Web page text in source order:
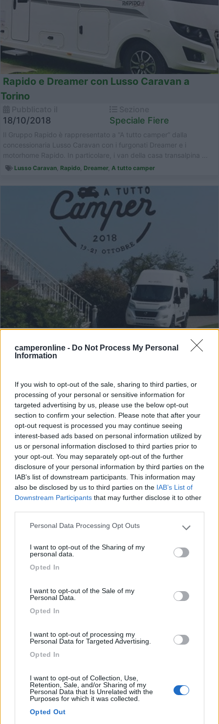
camperonline - Do Not Process My Personal
Information
If you wish to opt-out of the sale, sharing to third parties, or
processing of your personal or sensitive information for
targeted advertising by us, please use the below opt-out
section to confirm your selection. Please note that after your
opt-out request is processed you may continue seeing
interest-based ads based on personal information utilized by
us or personal information disclosed to third parties prior to
your opt-out. You may separately opt-out of the further
disclosure of your personal information by third parties on the
IAB’s list of downstream participants. This information may
also be disclosed by us to third parties on the IAB’s List of
Downstream Participants that may further disclose it to other
Please note that this website/app uses one or more Google
not limited to your visit or usage behaviour. You may click to
grant or deny consent to Google and its third-party tags to
use your data for below specified purposes in below Google
Personal Data Processing Opt Outs
I want to opt-out of the Sharing of my
personal data.
Opted In
I want to opt-out of the Sale of my
Personal Data.
Opted In
I want to opt-out of processing my
Personal Data for Targeted Advertising.
Opted In
I want to opt-out of Collection, Use,
Retention, Sale, and/or Sharing of my
Personal Data that Is Unrelated with the
Purposes for which it was collected.
Opted Out
Rapido e Dreamer con Lusso Caravan a
Torino
18/10/2018 Speciale Fiere
Il Gruppo Rapido è rappresentato a “A tutto camper” dalla
concessionaria Lusso Caravan con i furgonati Dreamer e i
motorhome Rapido. In particolare, i van della casa transalpina ...
Lusso Caravan, Rapido, Dreamer, A tutto camper
novità Font Vendôme 2019
Le novità 2019 Font Vendôme vi aspettano a Torino, presso
Lingotto Fiere dal 19 al 21 Ottobre, con Lusso Caravan… A tutto
Camper: un week end di novità e tante ini...
Font Vendome Van A tutto camper
Liner-for-Two: il lusso Carthago è da
Pubblicato il
Si chiama Carthago Liner For Two 53, è lungo quasi otto metri, è
allestito su meccanica Fiat Ducato con telaio AL-KO AMC e si
Caravan Schiavolin ,Carthago